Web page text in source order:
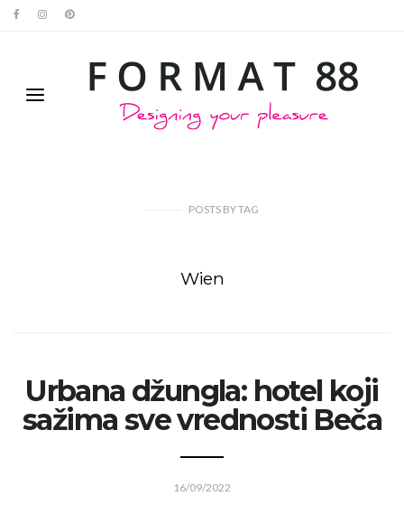
POSTS BYTAG
Wien
Urbana džungla: hotel koji
sažima sve vrednosti Beča
16/09/2022